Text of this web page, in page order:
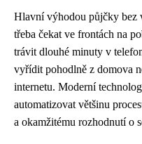
Hlavní výhodou půjčky bez
třeba čekat ve frontách na
trávit dlouhé minuty v
vyřídit pohodlně z domova
internetu. Moderní
automatizovat většinu
a okamžitému rozhodnutí o